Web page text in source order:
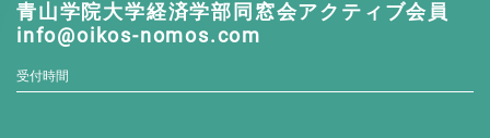
青山学院大学経済学部同窓会アクティブ会員
info@oikos-nomos.com
受付時間